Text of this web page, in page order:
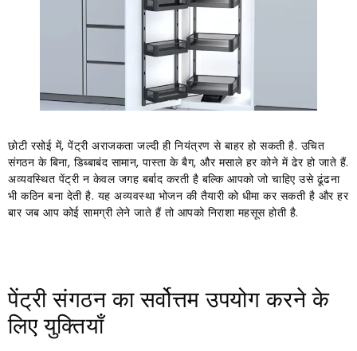
छोटी रसोई में, पेंट्री अराजकता जल्दी ही नियंत्रण से बाहर हो सकती है. उचित
संगठन के बिना, डिब्बाबंद सामान, पास्ता के बैग, और मसाले हर कोने में ढेर हो जाते हैं.
अव्यवस्थित पेंट्री न केवल जगह बर्बाद करती है बल्कि आपको जो चाहिए उसे ढूंढना
भी कठिन बना देती है. यह अव्यवस्था भोजन की तैयारी को धीमा कर सकती है और हर
बार जब आप कोई सामग्री लेने जाते हैं तो आपको निराशा महसूस होती है.
पेंट्री संगठन का सर्वोत्तम उपयोग करने के
लिए युक्तियाँ